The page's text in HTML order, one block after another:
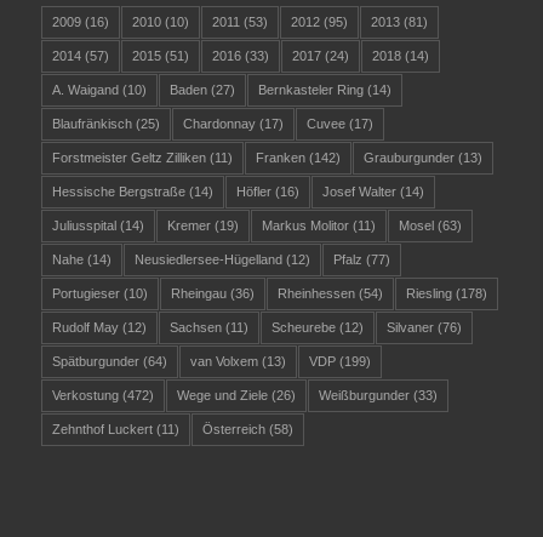
2009(16) 2010(10) 2011 (53) 2012(95) 2013(81)
2014(57) 2015(51) 2016(33) 2017(24) 2018(14)
A. Waigand (10) Baden(27) Bernkasteler Ring(14)
Blaufränkisch(25) Chardonnay(17) Cuvee(17)
Forstmeister Geltz Zilliken(11) Franken(142) Grauburgunder(13)
Hessische Bergstraße(14) Höfler(16) Josef Walter(14)
Juliusspital (14) Kremer(19) Markus Molitor(11) Mosel (63)
Nahe(14) Neusiedlersee-Hügelland (12) Pfalz (77)
Portugieser(10) Rheingau(36) Rheinhessen(54) Riesling(178)
Rudolf May(12) Sachsen(11) Scheurebe(12) Silvaner(76)
Spätburgunder(64) van Volxem(13) VDP(199)
Verkostung(472) Wege und Ziele(26) Weißburgunder(33)
Zehnthof Luckert(11) Österreich(58)